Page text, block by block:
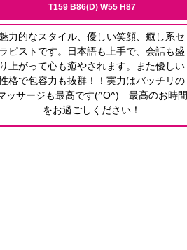
T159 B86(D) W55 H87
魅力的なスタイル、優しい笑顔、癒し系セ
ラピストです。日本語も上手で、会話も盛
り上がって心も癒やされます。また優しい
格で包容力も抜群！！実力はバッチリの
ッサージも最高です(^O^) 最高のお時間
をお過ごしください！